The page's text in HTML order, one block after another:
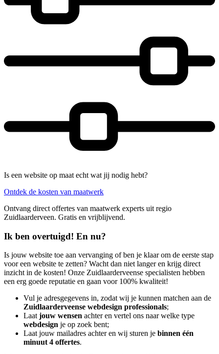
Is een website op maat echt wat jij nodig hebt?
Ontdek de kosten van maatwerk
Ontvang direct offertes van maatwerk experts uit regio
Zuidlaarderveen. Gratis en vrijblijvend.
Ik ben overtuigd! En nu?
Is jouw website toe aan vervanging of ben je klaar om de eerste stap
voor een website te zetten? Wacht dan niet langer en krijg direct
inzicht in de kosten! Onze Zuidlaarderveense specialisten hebben
een erg goede reputatie en gaan voor 100% kwaliteit!
Vul je adresgegevens in, zodat wij je kunnen matchen aan de
Zuidlaarderveense webdesign professionals;
Laat jouw wensen achter en vertel ons naar welke type
webdesign je op zoek bent;
Laat jouw mailadres achter en wij sturen je binnen één
minuut 4 offertes.